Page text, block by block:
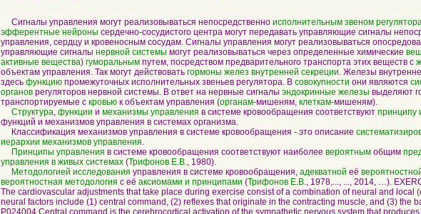
Сигналы управления могут реализовываться непосредственно исполнительным звеном
эфферентные нейроны сердечно-сосудистого центра могут передавать управляющие сигналы
управления, сердцу и кровеносным сосудам. Сигналы управления могут реализовываться
управляющие сигналы нервной системы могут реализовываться через определенные химические
активные вещества) гуморальным путем, посредством предварительного транспорта этих веществ с
объектам управления. Так могут действовать гормоны желез внутренней секреции. Железы
здесь функцию промежуточных исполнительных звеньев регулятора. В совокупности они являются
органов регуляторов нервной системы. В ответ на нервные сигналы эндокринные железы выделяют
транспортируемые с кровью к объектам управления (органам-мишеням, клеткам-мишеням).
Структура, функции и механизмы управления в системе кровообращения соответствуют принципу
функций и механизмов управления в системах организма.
Классификация механизмов управления в системе кровообращения - это описание
иерархии механизмов управления.
Принципы управления в системе кровообращения соответствуют наиболее вероятным общим
управления в живых системах (Трифонов Е.В., 1980).
Методологией исследования управления в системе кровообращения, адекватной её
вероятностная методология с её аксиомами и принципами (Трифонов Е.В., 1978,..., ..., 2014, …). EXERCISE Body_ID: HC024001 The cardiovascular adjustments that take place during exercise consist of a combination of neural and local (chemical) factors. The neural factors include (1) central command, (2) reflexes that originate in the contracting muscle, and (3) the baroreceptor reflex. Body_ID: P024004 Central command is the cerebrocortical activation of the sympathetic nervous system that produces cardiac acceleration, increased myocardial contractile force, and peripheral vasoconstriction. Reflexes are activated intramuscularly by stimulation of mechanoreceptors (by stretch, tension) and chemoreceptors (by products of metabolism) in response to muscle contraction. Impulses from these receptors travel centrally via small myelinated (group III) and unmyelinated (group IV) afferent nerve fibers. The group IV unmyelinated fibers may represent the muscle chemoreceptors, as no morphological chemoreceptor has been identified. The central connections of this reflex are unknown, but the efferent limb consists of sympathetic nerve fibers to the heart and peripheral blood vessels. The baroreceptor reflex is described in Chapter 21, and the local factors that influence skeletal muscle blood flow (metabolic vasodilators) are described in Chapter 23. Vascular chemoreceptors are important in the regulation of the cardiovascular system during exercise. Evidence for this assertion comes from the observations that the pH, Pco2, and Po2 of arterial blood remain normal during exercise, and that the vascular chemoreceptors are located on the arterial side of the circulatory system. Body_ID: P024005 Mild to Moderate Exercise Body_ID: HC024002 In humans or trained animals, anticipation of physical activity inhibits the vagal nerve impulses to the heart and increases sympathetic discharge. The simultaneous inhibition of parasympathetic areas and activation of sympathetic areas of the medulla increase heart rate and myocardial contractility. The tachycardia and enhanced contractility increase cardiac output. Body_ID: P024006 Peripheral resistance. Body_ID: HC024003 When cardiac stimulation occurs, the sympathetic nervous system also changes vascular resistance in the periphery. In skin, kidneys, splanchnic regions, and inactive muscle, sympathetic-mediated vasoconstriction increases vascular resistance, and thereby diverts blood away from these areas (Fig. 24-1). This increased vascular resistance persists throughout the period of exercise. Body_ID: P024007 As cardiac output and blood flow to active muscles increase with progressive increases in the intensity of exercise, visceral blood flow (i.e., to the splanchnic and renal vasculatures) decreases. Blood flow to the myocardium increases, whereas flow to the brain is unchanged. Skin blood flow initially decreases during exercise, and then it increases as body temperature rises with increments in the duration and intensity of exercise. Skin blood flow finally decreases when the skin vessels constrict as total body O2 consumption nears its maximal value (Fig. 24-1). The major circulatory adjustment to prolonged exercise occurs in the vasculature of the active muscles. Local formation of vasoactive metabolites dilates the resistance vessels markedly. This dilation progresses with increases in the intensity of exercise. Potassium is one of the vasodilator substances released by the contracting muscle, and this ion may be partly responsible for the initial decrease in vascular resistance in the active muscles. Other contributing factors may be the release of adenosine and a decrease in tissue pH during sustained exercise. The local accumulation of metabolites relaxes the terminal arterioles. As a result, blood flow through the muscle may increase 15-fold to 20-fold above the resting level. This metabolic vasodilation of the precapillary vessels in active muscles occurs very soon after the onset of exercise. The decrease in total peripheral resistance (TPR) enables the heart to pump more blood at a lesser load and it pumps more efficiently than if TPR were unchanged (see Chapters 22 and 23). Marked changes in the capillary circulation also occur during exercise. Only a small percentage of the capillaries are perfused at rest, whereas in actively contracting muscle, all or nearly all of the capillaries contain flowing blood (capillary recruitment). The surface area available for exchange of gases, water, and solutes is increased many times. Furthermore, the hydrostatic pressure in the capillaries is increased because of the relaxation of the resistance vessels. Hence, water and solutes move into the muscle tissue. Tissue pressure rises and remains elevated during exercise as fluid continues to move out of the capillaries; this tissue fluid is carried away by the lymphatics. Lymph flow is increased as a result of the rise in capillary hydrostatic pressure and of the massaging effect of the contracting muscles on the valve-containing lymphatic vessels (see Fig. 23-11). Body_ID: P024011 Contracting muscle avidly extracts O2 from the perfusing blood and thereby increases arteriovenous O2 difference (Fig. 24-2). This